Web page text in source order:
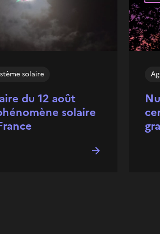
du 12 août
solaire
solaire